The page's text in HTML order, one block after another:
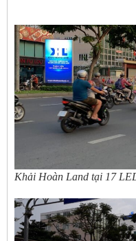
Khải Hoàn Land tại 17